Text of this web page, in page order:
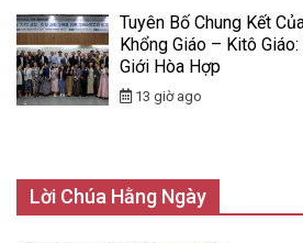
Tuyên Bố Chung Kết
Khổng Giáo – Kitô
Giới Hòa Hợp
13 giờ ago
Lời Chúa Hằng Ngày